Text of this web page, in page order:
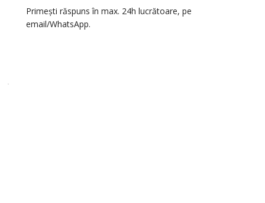
Primești răspuns în max. 24h lucrătoare, pe
email/WhatsApp.